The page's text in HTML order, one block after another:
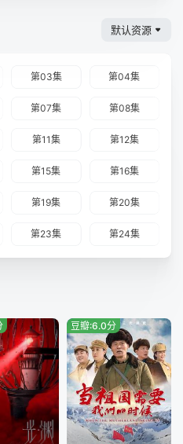
默认资源
第03集 第04集
第07集 第08集
第11集 第12集
第15集 第16集
第19集 第20集
第23集 第24集
豆瓣:6.0分